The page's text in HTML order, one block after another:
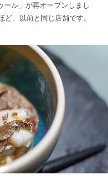
ール」が再オープンしまし
、以前と同じ店舗です。